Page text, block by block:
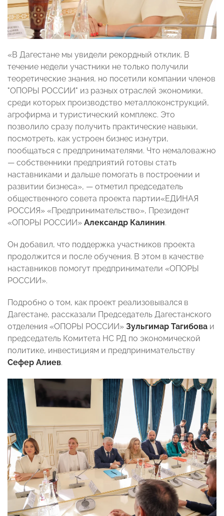
«В Дагестане мы увидели рекордный отклик. В
течение недели участники не только получили
теоретические знания, но посетили компании членов
"ОПОРЫ РОССИИ" из разных отраслей экономики,
среди которых производство металлоконструкций,
агрофирма и туристический комплекс. Это
позволило сразу получить практические навыки,
посмотреть, как устроен бизнес изнутри,
пообщаться с предпринимателями. Что немаловажно
— собственники предприятий готовы стать
наставниками и дальше помогать в построении и
развитии бизнеса», — отметил председатель
общественного совета проекта партии«ЕДИНАЯ
РОССИЯ» «Предпринимательство», Президент
«ОПОРЫ РОССИИ» Александр Калинин.
Он добавил, что поддержка участников проекта
продолжится и после обучения. В этом в качестве
наставников помогут предприниматели «ОПОРЫ
РОССИИ».
Подробно о том, как проект реализовывался в
Дагестане, рассказали Председатель Дагестанского
отделения «ОПОРЫ РОССИИ» Зульгимар Тагибова и
председатель Комитета НС РД по экономической
политике, инвестициям и предпринимательству
Сефер Алиев.